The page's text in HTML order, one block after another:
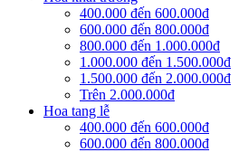
400.000 đến 600.000đ
600.000 đến 800.000đ
800.000 đến 1.000.000đ
1.000.000 đến 1.500.000đ
1.500.000 đến 2.000.000đ
Trên 2.000.000đ
Hoa tang lễ
400.000 đến 600.000đ
600.000 đến 800.000đ